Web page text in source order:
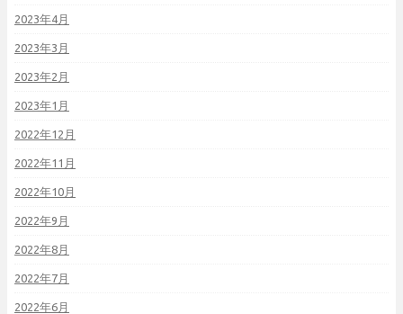
2023年4月
2023年3月
2023年2月
2023年1月
2022年12月
2022年11月
2022年10月
2022年9月
2022年8月
2022年7月
2022年6月